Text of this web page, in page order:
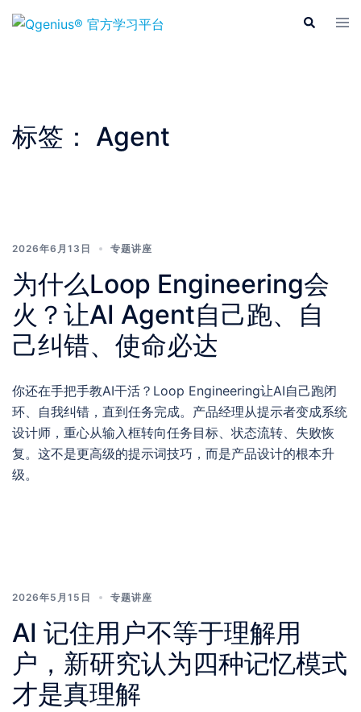
Skip
Search
标签： Agent
2026年6月13日 专题讲座
为什么Loop Engineering会
火？让AI Agent自己跑、自
己纠错、使命必达
你还在手把手教AI干活？Loop Engineering让AI自己跑闭
环、自我纠错，直到任务完成。产品经理从提示者变成系统
设计师，重心从输入框转向任务目标、状态流转、失败恢
复。这不是更高级的提示词技巧，而是产品设计的根本升
级。
2026年5月15日 专题讲座
AI 记住用户不等于理解用
户，新研究认为四种记忆模式
才是真理解